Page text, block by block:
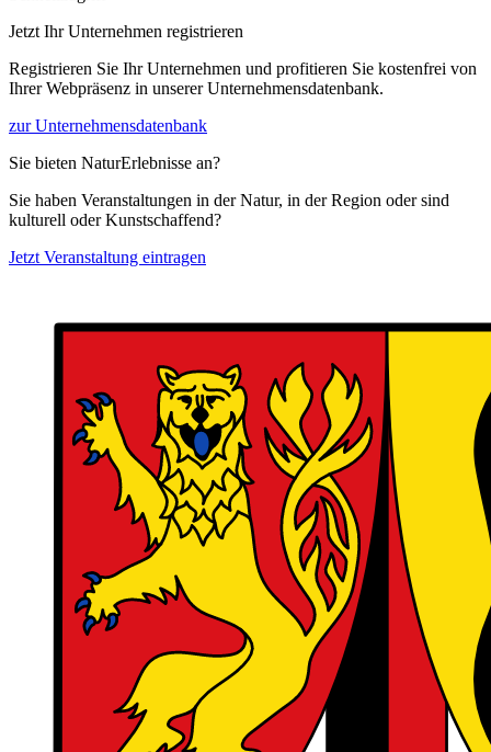
Jetzt Ihr Unternehmen registrieren
Registrieren Sie Ihr Unternehmen und profitieren Sie kostenfrei von
Ihrer Webpräsenz in unserer Unternehmensdatenbank.
zur Unternehmensdatenbank
Sie bieten NaturErlebnisse an?
Sie haben Veranstaltungen in der Natur, in der Region oder sind
kulturell oder Kunstschaffend?
Jetzt Veranstaltung eintragen